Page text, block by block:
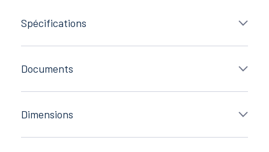
Spécifications
Documents
Dimensions